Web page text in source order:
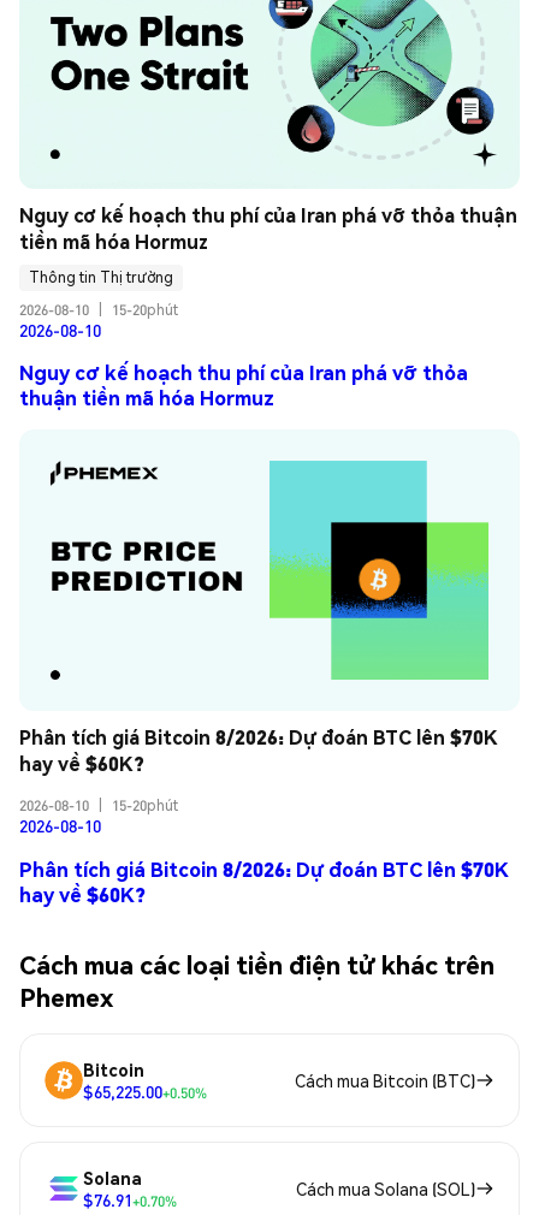
Nguy cơ kế hoạch thu phí của Iran phá vỡ thỏa thuận
tiền mã hóa Hormuz
Thông tin Thị trường
2026-08-10
15-20phút
2026-08-10
Nguy cơ kế hoạch thu phí của Iran phá vỡ thỏa
thuận tiền mã hóa Hormuz
Phân tích giá Bitcoin 8/2026: Dự đoán BTC lên $70K
hay về $60K?
2026-08-10 15-20phút
2026-08-10
Phân tích giá Bitcoin 8/2026: Dự đoán BTC lên $70K
hay về $60K?
Cách mua các loại tiền điện tử khác trên
Phemex
Bitcoin
$65,225.00+0.50%
Cách mua Bitcoin (BTC)
Solana
$76.91+0.70%
Cách mua Solana (SOL)